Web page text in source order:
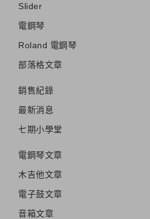
Slider
電鋼琴
Roland 電鋼琴
部落格文章
銷售紀錄
最新消息
七期小學堂
電鋼琴文章
木吉他文章
電子鼓文章
音箱文章